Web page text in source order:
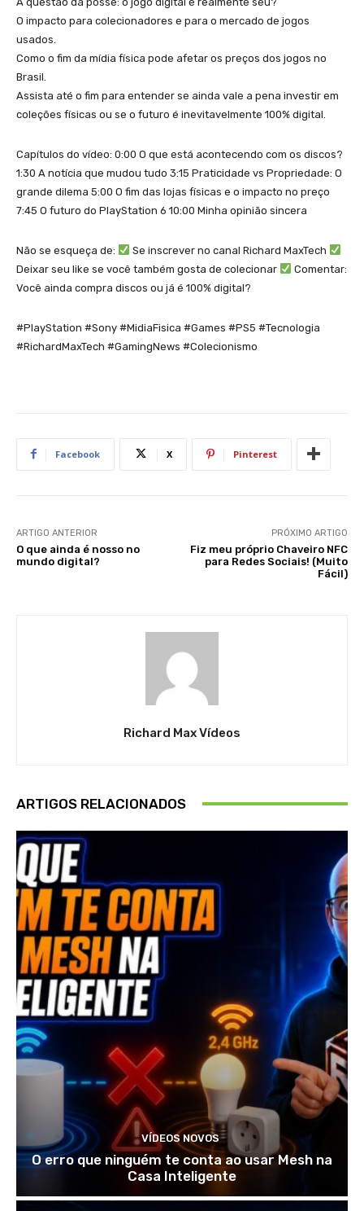
O impacto para colecionadores e para o mercado de jogos
usados.
Como o fim da mídia física pode afetar os preços dos jogos no
Brasil.
Assista até o fim para entender se ainda vale a pena investir em
coleções físicas ou se o futuro é inevitavelmente 100% digital.
Capítulos do vídeo: 0:00 O que está acontecendo com os discos?
1:30 A notícia que mudou tudo 3:15 Praticidade vs Propriedade: O
grande dilema 5:00 O fim das lojas físicas e o impacto no preço
7:45 O futuro do PlayStation 6 10:00 Minha opinião sincera
Não se esqueça de:
Se inscrever no canal Richard MaxTech
Deixar seu like se você também gosta de colecionar
Comentar:
Você ainda compra discos ou já é 100% digital?
#PlayStation #Sony #MidiaFisica #Games #PS5 #Tecnologia
#RichardMaxTech #GamingNews #Colecionismo
Facebook X Pinterest
ARTIGO ANTERIOR
O que ainda é nosso no
mundo digital?
PRÓXIMO ARTIGO
Fiz meu próprio Chaveiro NFC
para Redes Sociais! (Muito
Fácil)
Richard Max Vídeos
ARTIGOS RELACIONADOS
VÍDEOS NOVOS
O erro que ninguém te conta ao usar Mesh na
Casa Inteligente